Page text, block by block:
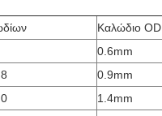
Καλώδιο OD
0.6mm
0.9mm
1.4mm